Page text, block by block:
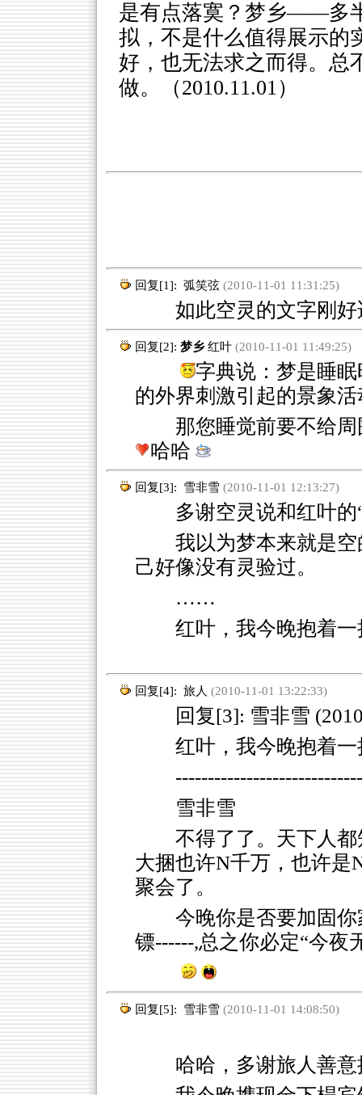
是有点落寞？梦乡——多
拟，不是什么值得展示的
好，也无法求之而得。总
做。（2010.11.01）
回复[1]: 弧笑弦(2010-11-01 11:31:25)
如此空灵的文字刚好
回复[2]: 梦乡 红叶(2010-11-01 11:49:25)
字典说：梦是睡
的外界刺激引起的景象活
那您睡觉前要不给
哈哈
回复[3]: 雪非雪(2010-11-01 12:13:27)
多谢空灵说和红叶的“
我以为梦本来就是
己好像没有灵验过。
……
红叶，我今晚抱着
回复[4]: 旅人 (2010-11-01 13:22:33)
回复[3]: 雪非雪 (2010-
红叶，我今晚抱着
雪非雪
不得了了。天下人
大捆也许N千万，也许是
聚会了。
今晚你是否要加固
镖------,总之你必定“今夜
回复[5]: 雪非雪(2010-11-01 14:08:50)
哈哈，多谢旅人善